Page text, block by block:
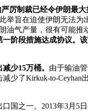
厉制裁已经令伊朗最
旨在迫使伊朗无法
油气产量，很有可能
阶段措施达成协议。
少15万桶。 由于输油
少了Kirkuk-to-
之一。2013年3月5